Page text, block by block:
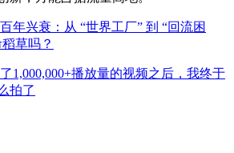
年兴衰：从 “世界工厂” 到 “回流困
草吗？
1,000,000+播放量的视频之后，我终于
拍了